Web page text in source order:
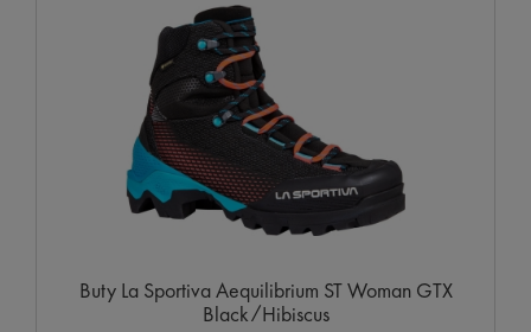
Buty La Sportiva Aequilibrium ST Woman GTX
Black/Hibiscus